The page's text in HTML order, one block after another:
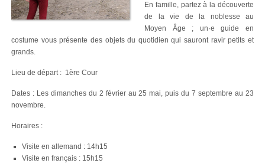
En famille, partez à la découverte
de la vie de la noblesse au
Moyen Âge ; un·e guide en
costume vous présente des objets du quotidien qui sauront ravir petits et
grands.
Lieu de départ : 1ère Cour
Dates : Les dimanches du 2 février au 25 mai, puis du 7 septembre au 23
novembre.
Horaires :
Visite en allemand : 14h15
Visite en français : 15h15